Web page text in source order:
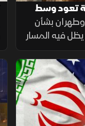
تعود وسط
وطهران بشأن
فيه المسار